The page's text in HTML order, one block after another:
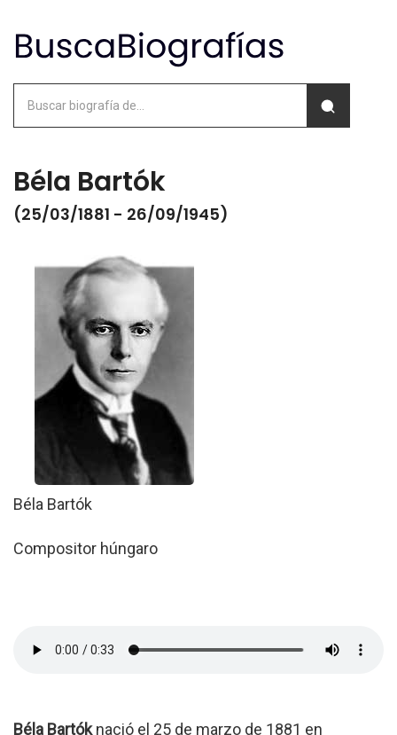
Béla Bartók
(25/03/1881 - 26/09/1945)
Béla Bartók
Compositor húngaro
Béla Bartóknació el 25 de marzo de 1881 en